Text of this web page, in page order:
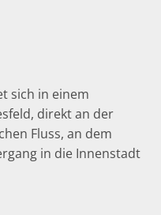
sich in einem
direkt an der
Fluss, an dem
in die Innenstadt